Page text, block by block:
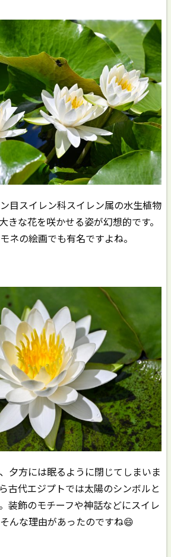
目スイレン科スイレン属の水生植物
きな花を咲かせる姿が幻想的です。
ネの絵画でも有名ですよね。
夕方には眠るように閉じてしまいま
古代エジプトでは太陽のシンボルと
装飾のモチーフや神話などにスイレ
んな理由があったのですね😄